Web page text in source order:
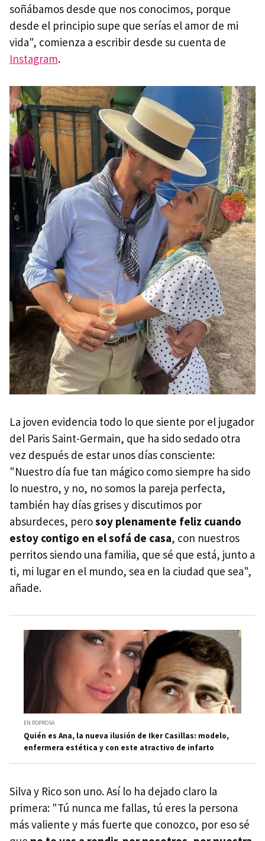
soñábamos desde que nos conocimos, porque
desde el principio supe que serías el amor de mi
vida", comienza a escribir desde su cuenta de
Instagram.
La joven evidencia todo lo que siente por el jugador
del Paris Saint-Germain, que ha sido sedado otra
vez después de estar unos días consciente:
"Nuestro día fue tan mágico como siempre ha sido
lo nuestro, y no, no somos la pareja perfecta,
también hay días grises y discutimos por
absurdeces, perosoy plenamente feliz cuando
estoy contigo en el sofá de casa, con nuestros
perritos siendo una familia, que sé que está, junto a
ti, mi lugar en el mundo, sea en la ciudad que sea",
añade.
EN POPROSA
Quién es Ana, la nueva ilusión de Iker Casillas: modelo,
enfermera estética y con este atractivo de infarto
Silva y Rico son uno. Así lo ha dejado claro la
primera: "Tú nunca me fallas, tú eres la persona
más valiente y más fuerte que conozco, por eso sé